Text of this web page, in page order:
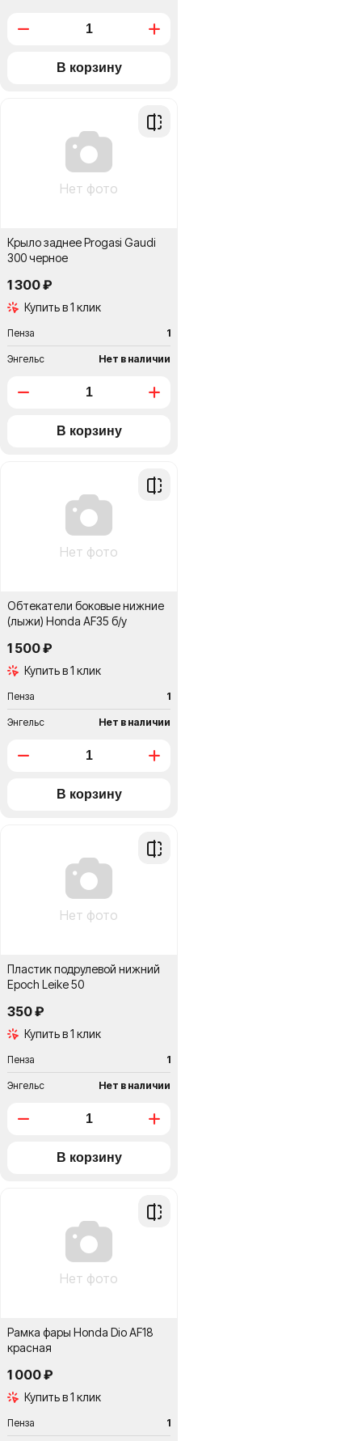
Добавить
Нет фото
Крыло заднее Progasi Gaudi
300 черное
1 300 ₽
Купить в 1 клик
Пенза 1
Энгельс Нет в наличии
Добавить
Нет фото
Обтекатели боковые нижние
(лыжи) Honda AF35 б/у
1 500 ₽
Купить в 1 клик
Пенза 1
Энгельс Нет в наличии
Добавить
Нет фото
Пластик подрулевой нижний
Epoch Leike 50
350 ₽
Купить в 1 клик
Пенза 1
Энгельс Нет в наличии
Добавить
Нет фото
Рамка фары Honda Dio AF18
красная
1 000 ₽
Купить в 1 клик
Пенза 1